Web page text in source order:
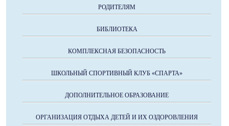
РОДИТЕЛЯМ
БИБЛИОТЕКА
КОМПЛЕКСНАЯ БЕЗОПАСНОСТЬ
ШКОЛЬНЫЙ СПОРТИВНЫЙ КЛУБ «СПАРТА»
ДОПОЛНИТЕЛЬНОЕ ОБРАЗОВАНИЕ
ОРГАНИЗАЦИЯ ОТДЫХА ДЕТЕЙ И ИХ ОЗДОРОВЛЕНИЯ